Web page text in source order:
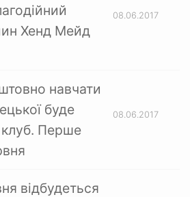
Хенд Мейд
08.06.2017
навчати
буде
Перше
08.06.2017
відбудеться